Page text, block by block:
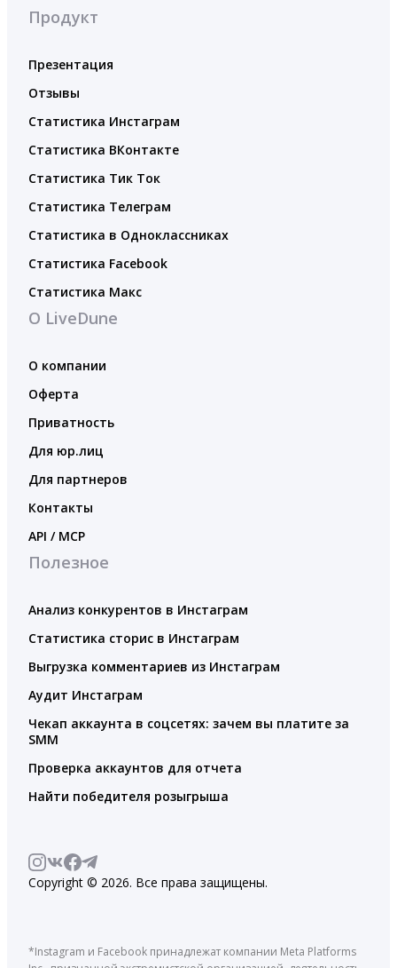
Продукт
Презентация
Отзывы
Статистика Инстаграм
Статистика ВКонтакте
Статистика Тик Ток
Статистика Телеграм
Статистика в Одноклассниках
Статистика Facebook
Статистика Макс
О LiveDune
О компании
Оферта
Приватность
Для юр.лиц
Для партнеров
Контакты
API / MCP
Полезное
Анализ конкурентов в Инстаграм
Статистика сторис в Инстаграм
Выгрузка комментариев из Инстаграм
Аудит Инстаграм
Чекап аккаунта в соцсетях: зачем вы платите за
SMM
Проверка аккаунтов для отчета
Найти победителя розыгрыша
Copyright © 2026. Все права защищены.
*Instagram и Facebook принадлежат компании Meta Platforms